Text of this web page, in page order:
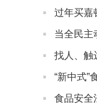
·
·
·
· “新中式”
· 食品安全